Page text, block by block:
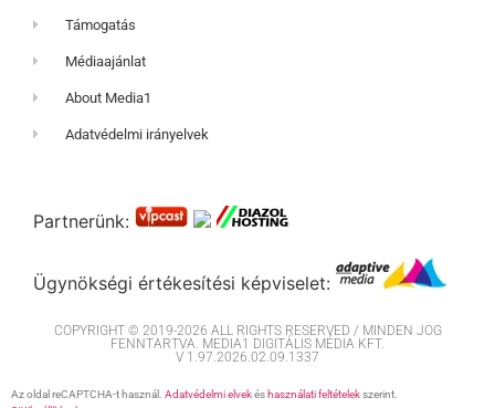
Támogatás
Médiaajánlat
About Media1
Adatvédelmi irányelvek
Partnerünk:
Ügynökségi értékesítési képviselet:
COPYRIGHT © 2019-2026 ALL RIGHTS RESERVED / MINDEN JOG
FENNTARTVA. MEDIA1 DIGITÁLIS MÉDIA KFT.
V 1.97.2026.02.09.1337
Az oldal reCAPTCHA-t használ. Adatvédelmi elvekés használati feltételekszerint.